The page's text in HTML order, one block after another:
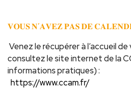
𝐕𝐎𝐔𝐒 𝐍’𝐀𝐕𝐄𝐙 𝐏𝐀𝐒 𝐃𝐄
Venez le récupérer à l’accueil
consultez le site internet de la
informations pratiques) :
https://www.ccam.fr/